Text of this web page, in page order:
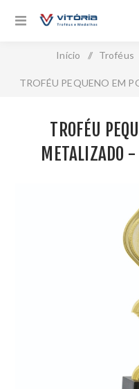
Início / Troféus
TROFÉU PEQUENO EM
TROFÉU
METALIZADO